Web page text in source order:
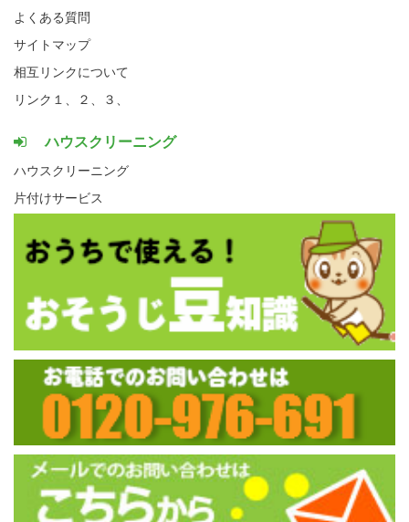
よくある質問
サイトマップ
相互リンクについて
リンク１、
２、 ３、
ハウスクリーニング
ハウスクリーニング
片付けサービス